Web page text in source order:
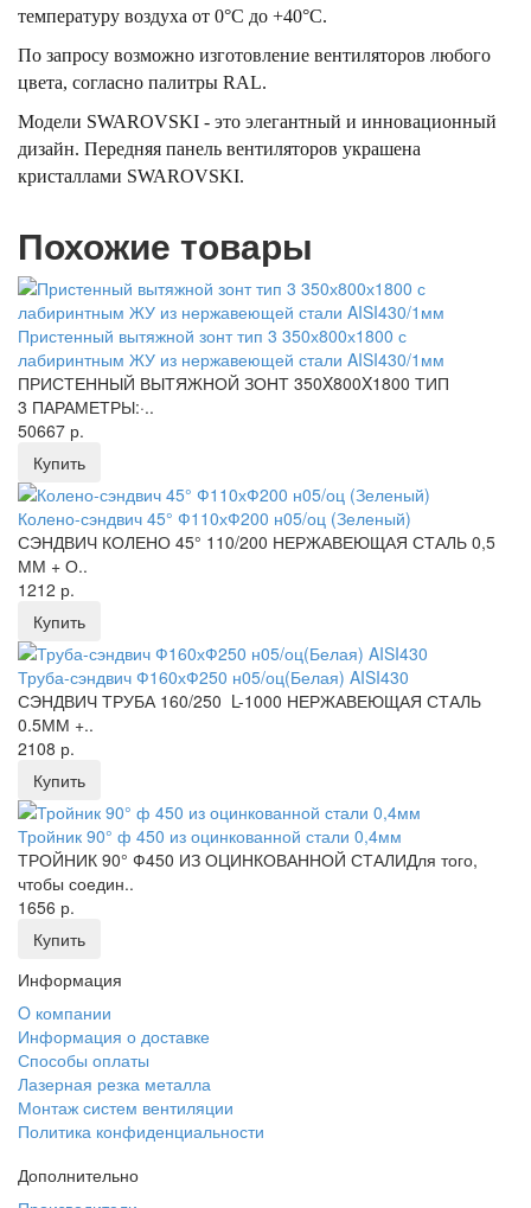
температуру воздуха от 0°С до +40°С.
По запросу возможно изготовление вентиляторов любого
цвета, согласно палитры RAL.
Модели SWAROVSKI - это элегантный и инновационный
дизайн. Передняя панель вентиляторов украшена
кристаллами SWAROVSKI.
Похожие товары
Пристенный вытяжной зонт тип 3 350х800х1800 с
лабиринтным ЖУ из нержавеющей стали AISI430/1мм
ПРИСТЕННЫЙ ВЫТЯЖНОЙ ЗОНТ 350X800X1800 ТИП
3 ПАРАМЕТРЫ:·..
50667 р.
Купить
Колено-сэндвич 45° Ф110хФ200 н05/оц (Зеленый)
СЭНДВИЧ КОЛЕНО 45° 110/200 НЕРЖАВЕЮЩАЯ СТАЛЬ 0,5
ММ + О..
1212 р.
Купить
Труба-сэндвич Ф160хФ250 н05/оц(Белая) AISI430
СЭНДВИЧ ТРУБА 160/250 L-1000 НЕРЖАВЕЮЩАЯ СТАЛЬ
0.5ММ +..
2108 р.
Купить
Тройник 90° ф 450 из оцинкованной стали 0,4мм
ТРОЙНИК 90° Ф450 ИЗ ОЦИНКОВАННОЙ СТАЛИДля того,
чтобы соедин..
1656 р.
Купить
Информация
O компании
Информация о доставке
Способы оплаты
Лазерная резка металла
Монтаж систем вентиляции
Политика конфиденциальности
Дополнительно